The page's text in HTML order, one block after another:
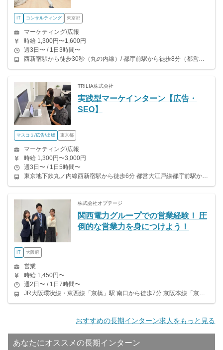
IT コンサルティング 東京都
マーケティング/広報
時給 1,300円〜1,600円
週3日〜 / 1日3時間〜
西新宿駅から徒歩30秒（丸の内線）/ 都庁前駅から徒歩8分（都営大江戸線）/ 新宿西口駅から徒歩10分（都営大江戸線）/ 新宿駅から徒歩10分（山手線、中央線、埼京線、京王線、他）
TRILIA株式会社
実践型マーケインターン【広告・
SEO】
マスコミ/広告/出版 東京都
マーケティング/広報
時給 1,300円〜3,000円
週3日〜 / 1日5時間〜
東京地下鉄丸ノ内線西新宿駅から徒歩6分 都営大江戸線都庁前駅から徒歩6分 都営大江戸線西新宿5丁目駅から徒歩5分 各線 新宿駅 徒歩10分
株式会社オプテージ
関西電力グループでの営業経験！ 圧
倒的な営業力を身につけよう！
IT 大阪府
営業
時給 1,450円〜
週2日〜 / 1日7時間〜
JR大阪環状線・東西線「京橋」駅 南口から徒歩7分 京阪本線「京橋」駅：片町口から徒歩7分 大阪メトロ長堀鶴見緑地線「大阪ビジネスパーク」駅： 2番出口もしくは4番出口から徒歩1分
おすすめの長期インターン求人をもっと見る
あなたにオススメの長期インターン